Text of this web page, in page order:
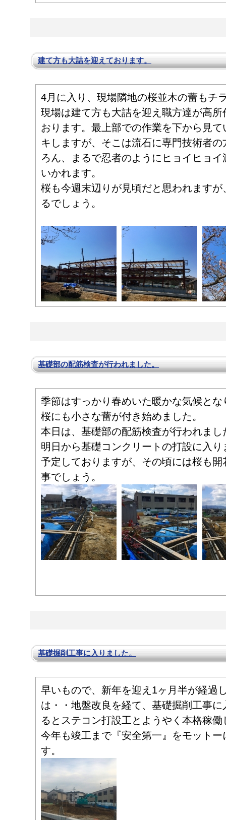
建て方も大詰を迎えております。
4月に入り、現場隣地の桜並木の蕾もチ
現場は建て方も大詰を迎え職方達が高
おります。最上部での作業を下から見
キしますが、そこは流石に専門技術者
ろん、まるで忍者のようにヒョイヒョ
いかれます。
桜も今週末辺りが見頃だと思われます
るでしょう。
基礎部の配筋検査が行われました。
季節はすっかり春めいた暖かな気候と
桜にも小さな蕾が付き始めました。
本日は、基礎部の配筋検査が行われま
明日から基礎コンクリートの打設に入
予定しておりますが、その頃には桜も
事でしょう。
基礎掘削工事に入りました。
早いもので、新年を迎え1ヶ月半が経過
は・・地盤改良を経て、基礎掘削工事
るとステコン打設工とようやく本格稼働
今年も竣工まで『安全第一』をモット
す。